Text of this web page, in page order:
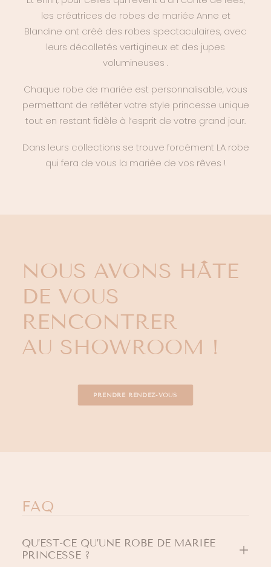
les créatrices de robes de mariée Anne et
Blandine ont créé des robes spectaculaires, avec
leurs décolletés vertigineux et des jupes
volumineuses .
Chaque robe de mariée est personnalisable, vous
permettant de refléter votre style princesse unique
tout en restant fidèle à l’esprit de votre grand jour.
Dans leurs collections se trouve forcément LA robe
qui fera de vous la mariée de vos rêves !
NOUS AVONS HÂTE
DE VOUS
RENCONTRER
AU SHOWROOM !
PRENDRE RENDEZ-VOUS
FAQ
QU’EST-CE QU’UNE ROBE DE MARIÉE
PRINCESSE ?